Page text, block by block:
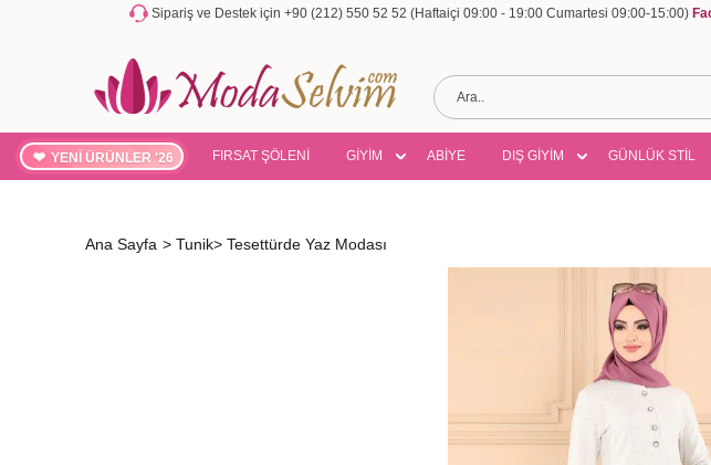
Sipariş ve Destek için +90 (212) 550 52 52 (Haftaiçi 09:00 - 19:00 Cumartesi 09:00-15:00)
YENİ ÜRÜNLER '26 FIRSAT ŞÖLENİ GİYİM ABİYE DIŞ GİYİM GÜNLÜK STİL
Ana Sayfa > Tunik> Tesettürde Yaz Modası